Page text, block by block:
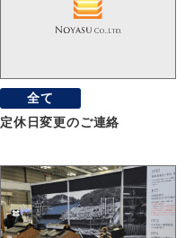
全て
定休日変更のご連絡